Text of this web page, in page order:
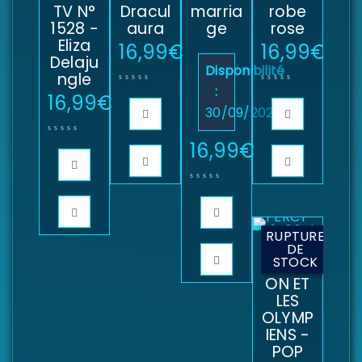
TV N°
1528 -
Eliza
Delaju
ngle
16,99€
Dracul
aura
16,99€
marria
ge
Disponibilité
:
30/09/2025
16,99€
robe
rose
16,99€
RUPTURE
DE
STOCK
PERCY
JACKS
ON ET
LES
OLYMP
IENS -
POP